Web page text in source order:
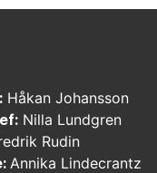
Håkan Johansson
Nilla Lundgren
Rudin
Annika Lindecrantz